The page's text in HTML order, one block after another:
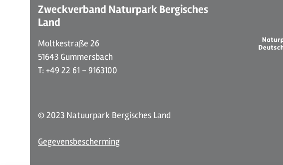
Zweckverband Naturpark Bergisches
Land
Moltkestraße 26
51643 Gummersbach
T: +49 22 61 - 9163100
© 2023 Natuurpark Bergisches Land
Gegevensbescherming